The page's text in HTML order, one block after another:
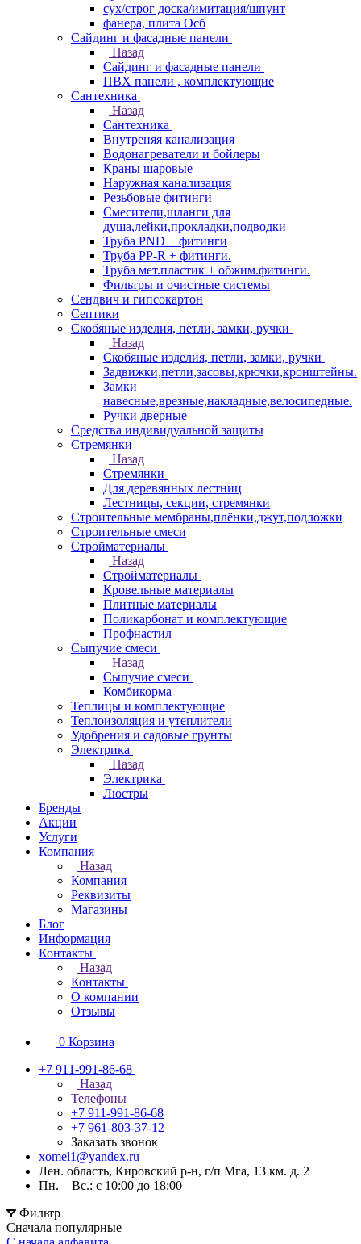
сух/строг доска/имитация/шпунт
фанера, плита Осб
Сайдинг и фасадные панели
Назад
Сайдинг и фасадные панели
ПВХ панели , комплектующие
Сантехника
Назад
Сантехника
Внутреняя канализация
Водонагреватели и бойлеры
Краны шаровые
Наружная канализация
Резьбовые фитинги
Смесители,шланги для
душа,лейки,прокладки,подводки
Труба PND + фитинги
Труба PP-R + фитинги.
Труба мет.пластик + обжим.фитинги.
Фильтры и очистные системы
Сендвич и гипсокартон
Септики
Скобяные изделия, петли, замки, ручки
Назад
Скобяные изделия, петли, замки, ручки
Задвижки,петли,засовы,крючки,кронштейны.
Замки
навесные,врезные,накладные,велосипедные.
Ручки дверные
Средства индивидуальной защиты
Стремянки
Назад
Стремянки
Для деревянных лестниц
Лестницы, секции, стремянки
Строительные мембраны,плёнки,джут,подложки
Строительные смеси
Стройматериалы
Назад
Стройматериалы
Кровельные материалы
Плитные материалы
Поликарбонат и комплектующие
Профнастил
Сыпучие смеси
Назад
Сыпучие смеси
Комбикорма
Теплицы и комплектующие
Теплоизоляция и утеплители
Удобрения и садовые грунты
Электрика
Назад
Электрика
Люстры
Бренды
Акции
Услуги
Компания
Назад
Компания
Реквизиты
Магазины
Блог
Информация
Контакты
Назад
Контакты
О компании
Отзывы
0 Корзина
+7 911-991-86-68
Назад
Телефоны
+7 911-991-86-68
+7 961-803-37-12
Заказать звонок
xomel1@yandex.ru
Лен. область, Кировский р-н, г/п Мга, 13 км. д. 2
Пн. – Вс.: с 10:00 до 18:00
Фильтр
Сначала популярные